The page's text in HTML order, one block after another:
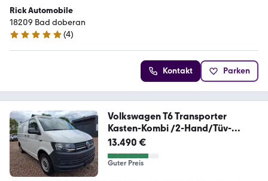
Rick Automobile
18209 Bad doberan
5 Sterne
(4)
Kontakt Parken
Volkswagen T6 Transporter
Kasten-Kombi /2-Hand/Tüv-
Neu/MwSt
13.490 €
Guter Preis